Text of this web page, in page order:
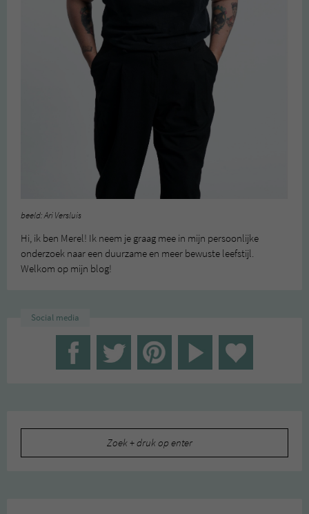
beeld: Ari Versluis
Hi, ik ben Merel! Ik neem je graag mee in mijn persoonlijke
onderzoek naar een duurzame en meer bewuste leefstijl.
Welkom op mijn blog!
Social media